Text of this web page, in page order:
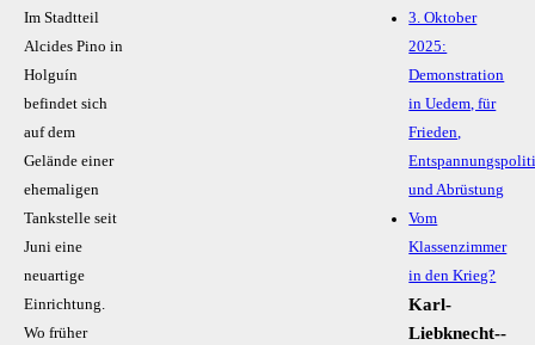
Im Stadtteil
Alcides Pino in
Holguín
befindet sich
auf dem
Gelände einer
ehemaligen
Tankstelle seit
Juni eine
neuartige
Einrichtung.
Wo früher
3. Oktober
2025:
Demonstration
in Uedem, für
Frieden,
und Abrüstung
Vom
Klassenzimmer
in den Krieg?
Karl-
Liebknecht-­